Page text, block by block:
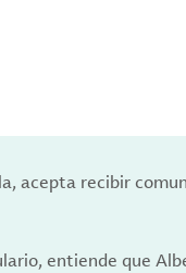
acepta recibir
entiende que